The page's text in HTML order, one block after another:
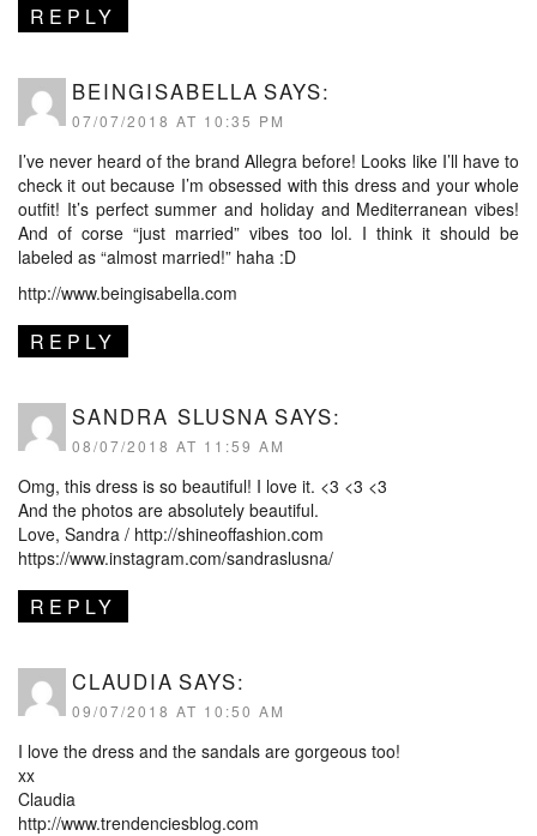
REPLY
BEINGISABELLA SAYS:
07/07/2018 AT 10:35 PM
I’ve never heard of the brand Allegra before! Looks like I’ll have to
check it out because I’m obsessed with this dress and your whole
outfit! It’s perfect summer and holiday and Mediterranean vibes!
And of corse “just married” vibes too lol. I think it should be
labeled as “almost married!” haha :D
http://www.beingisabella.com
REPLY
SANDRA SLUSNA SAYS:
08/07/2018 AT 11:59 AM
Omg, this dress is so beautiful! I love it. <3 <3 <3
And the photos are absolutely beautiful.
Love, Sandra / http://shineoffashion.com
https://www.instagram.com/sandraslusna/
REPLY
CLAUDIA SAYS:
09/07/2018 AT 10:50 AM
I love the dress and the sandals are gorgeous too!
xx
Claudia
http://www.trendenciesblog.com